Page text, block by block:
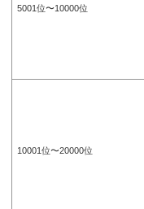
5001位〜10000位
10001位〜20000位